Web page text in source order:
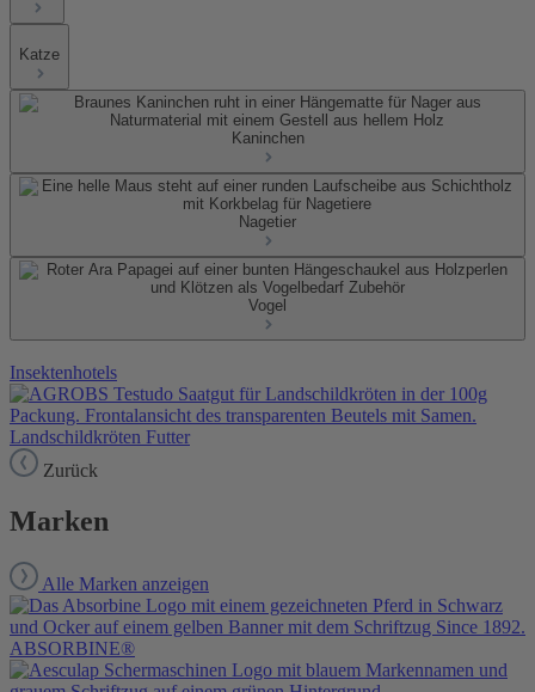
Katze
Kaninchen
Nagetier
Vogel
Insektenhotels
Landschildkröten Futter
Zurück
Marken
Alle Marken anzeigen
ABSORBINE®